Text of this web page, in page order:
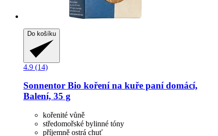
Do košíku
4.9 (14)
Sonnentor Bio koření na kuře paní domácí,
Balení, 35 g
kořenité vůně
středomořské bylinné tóny
příjemně ostrá chuť